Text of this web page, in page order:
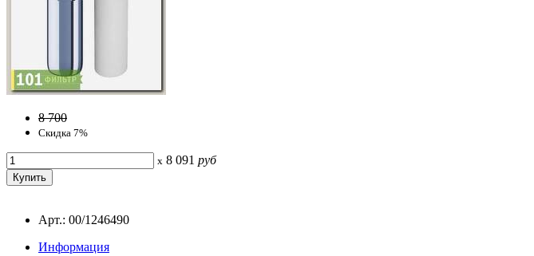
8 700
Скидка 7%
x 8 091 руб
Арт.: 00/1246490
Информация